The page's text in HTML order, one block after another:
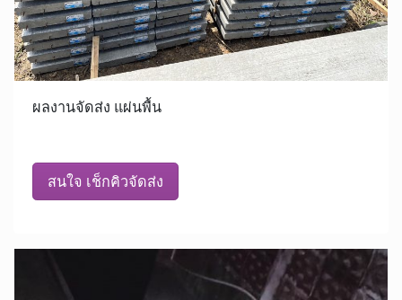
ผลงานจัดส่ง แผ่นพื้น
สนใจ เช็กคิวจัดส่ง